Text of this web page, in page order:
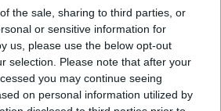
the sale, sharing to third parties, or
or sensitive information for
us, please use the below opt-out
selection. Please note that after your
you may continue seeing
on personal information utilized by